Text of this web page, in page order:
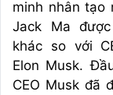
minh nhân tạo
Jack Ma
khác so với
Elon Musk.
CEO Musk đã